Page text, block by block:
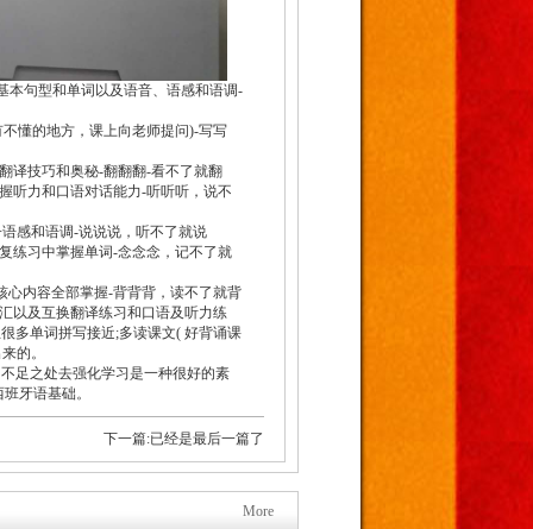
本句型和单词以及语音、语感和语调-
懂的地方，课上向老师提问)-写写
译技巧和奥秘-翻翻翻-看不了就翻
听力和口语对话能力-听听听，说不
感和语调-说说说，听不了就说
练习中掌握单词-念念念，记不了就
心内容全部掌握-背背背，读不了就背
以及互换翻译练习和口语及听力练
多单词拼写接近;多读课文( 好背诵课
的。
足之处去强化学习是一种很好的素
牙语基础。
下一篇:已经是最后一篇了
More